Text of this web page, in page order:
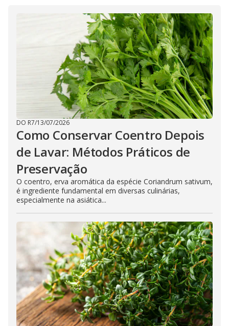
DO R7/13/07/2026
Como Conservar Coentro Depois
de Lavar: Métodos Práticos de
Preservação
O coentro, erva aromática da espécie Coriandrum sativum,
é ingrediente fundamental em diversas culinárias,
especialmente na asiática...